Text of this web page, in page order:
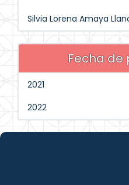
Silvia Lorena Amaya
Fecha de
2021
2022